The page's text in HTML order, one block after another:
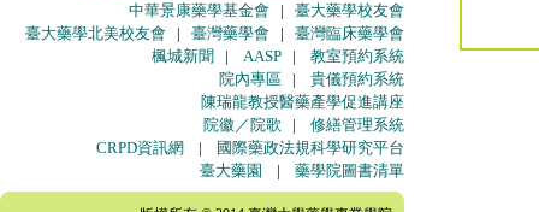
中華景康藥學基金會 | 臺大藥學校友會
臺大藥學北美校友會 | 臺灣藥學會 | 臺灣臨床藥學會
楓城新聞 | AASP | 教室預約系統
院內專區 | 貴儀預約系統
陳瑞龍教授醫藥產學促進講座
院徽／院歌 | 修繕管理系統
CRPD資訊網 |
國際藥政法規科學研究平台
臺大藥園
| 藥學院圖書清單